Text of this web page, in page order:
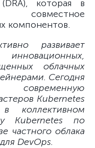
которая в
совместное
компонентов.
развивает
облачных
Сегодня
Kubernetes
коллективном
Kubernetes по
частного облака
DevOps.